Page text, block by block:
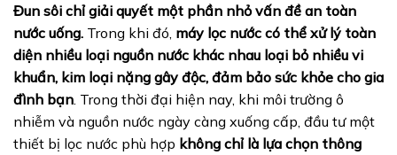
Đun sôi chỉ giải quyết một phần nhỏ vấn đề an toàn
nước uống. Trong khi đó, máy lọc nước có thể xử lý toàn
diện nhiều loại nguồn nước khác nhau loại bỏ nhiều vi
khuẩn, kim loại nặng gây độc, đảm bảo sức khỏe cho gia
đình bạn . Trong thời đại hiện nay, khi môi trường ô
nhiễm và nguồn nước ngày càng xuống cấp, đầu tư một
thiết bị lọc nước phù hợp không chỉ là lựa chọn thông